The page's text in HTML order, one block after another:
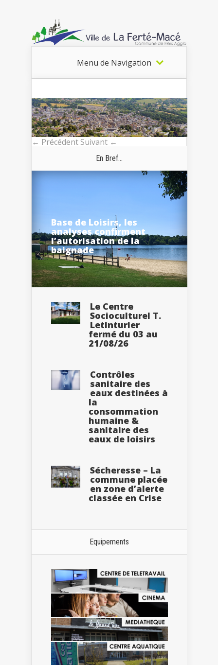
Menu de Navigation
← Précédent Suivant ←
En Bref...
Base de Loisirs, les
analyses confirment
l’autorisation de la
baignade
Le Centre
Socioculturel T.
Letinturier
fermé du 03 au
21/08/26
Contrôles
sanitaire des
eaux destinées à
la
consommation
humaine &
sanitaire des
eaux de loisirs
Sécheresse – La
commune placée
en zone d’alerte
classée en Crise
Equipements